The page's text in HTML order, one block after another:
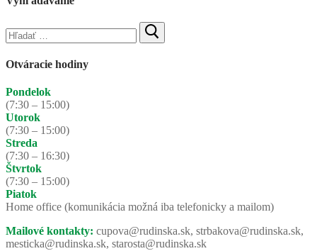
Hľadať:
Otváracie hodiny
Pondelok
(7:30 – 15:00)
Utorok
(7:30 – 15:00)
Streda
(7:30 – 16:30)
Štvrtok
(7:30 – 15:00)
Piatok
Home office (komunikácia možná iba telefonicky a mailom)
Mailové kontakty: cupova@rudinska.sk, strbakova@rudinska.sk,
mesticka@rudinska.sk, starosta@rudinska.sk